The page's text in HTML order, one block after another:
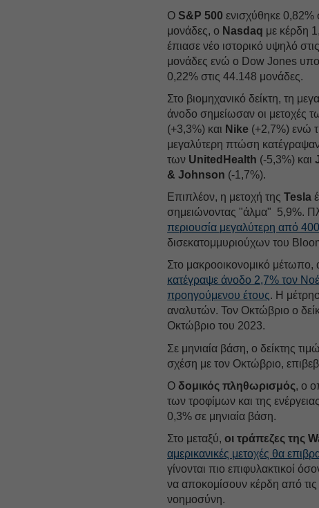
Ο S&P 500 ενισχύθηκε 0,82%
μονάδες, o Nasdaq με κέρδη
έπιασε νέο ιστορικό υψηλό
μονάδες ενώ ο Dow Jones
0,22% στις 44.148 μονάδες.
Στο βιομηχανικό δείκτη, τη
άνοδο σημείωσαν οι μετοχές
(+3,3%) και Nike (+2,7%) ενώ
μεγαλύτερη πτώση κατέγραψαν
των UnitedHealth (-5,3%) και
& Johnson (-1,7%).
Επιπλέον, η μετοχή της Tesla
σημειώνοντας "άλμα" 5,9%.
περιουσία μεγαλύτερη από
δισεκατομμυριούχων του
Στο μακροοικονομικό μέτωπο,
κατέγραψε άνοδο 2,7% τον
προηγούμενου έτους. Η
αναλυτών. Τον Οκτώβριο ο
Οκτώβριο του 2023.
Σε μηνιαία βάση, ο δείκτης
σχέση με τον Οκτώβριο,
Οδομικός πληθωρισμός, ο
των τροφίμων και της
0,3% σε μηνιαία βάση.
Στο μεταξύ,οι τράπεζες της
αμερικανικές μετοχές θα
γίνονται πιο επιφυλακτικοί
να αποκομίσουν κέρδη από τις
νοημοσύνη.